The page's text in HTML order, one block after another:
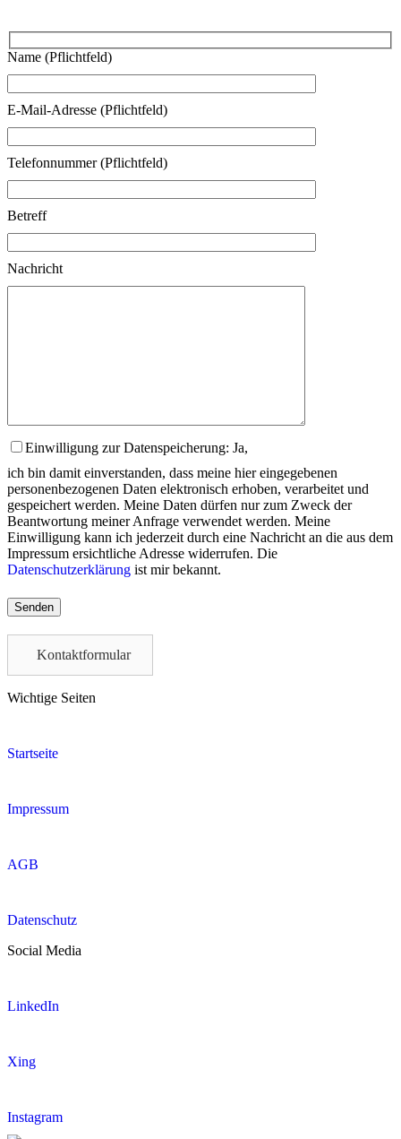
Name (Pflichtfeld)
E-Mail-Adresse (Pflichtfeld)
Telefonnummer (Pflichtfeld)
Betreff
Nachricht
Einwilligung zur Datenspeicherung: Ja,
ich bin damit einverstanden, dass meine hier eingegebenen
personenbezogenen Daten elektronisch erhoben, verarbeitet und
gespeichert werden. Meine Daten dürfen nur zum Zweck der
Beantwortung meiner Anfrage verwendet werden. Meine
Einwilligung kann ich jederzeit durch eine Nachricht an die aus dem
Impressum ersichtliche Adresse widerrufen. Die
Datenschutzerklärung ist mir bekannt.
Please
leave
empty.Kontaktformular
Wichtige Seiten
Startseite
Impressum
AGB
Datenschutz
Social Media
LinkedIn
Xing
Instagram